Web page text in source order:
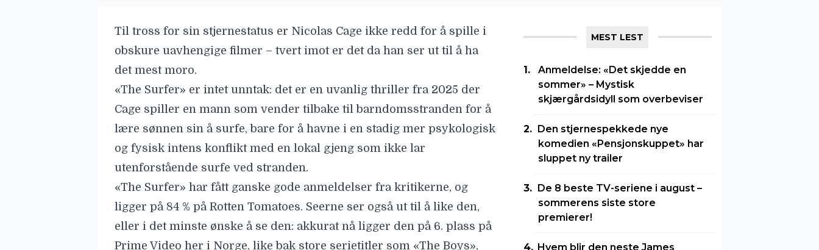
Til tross for sin stjernestatus er Nicolas Cage ikke redd for å spille i
obskure uavhengige filmer – tvert imot er det da han ser ut til å ha
det mest moro.
«The Surfer» er intet unntak: det er en uvanlig thriller fra 2025 der
Cage spiller en mann som vender tilbake til barndomsstranden for å
lære sønnen sin å surfe, bare for å havne i en stadig mer psykologisk
og fysisk intens konflikt med en lokal gjeng som ikke lar
utenforstående surfe ved stranden.
«The Surfer» har fått ganske gode anmeldelser fra kritikerne, og
ligger på 84 % på Rotten Tomatoes. Seerne ser også ut til å like den,
eller i det minste ønske å se den: akkurat nå ligger den på 6. plass på
Prime Video her i Norge, like bak store serietitler som «The Boys»,
MEST LEST
Anmeldelse: «Det skjedde en
sommer» – Mystisk
skjærgårdsidyll som overbeviser
Den stjernespekkede nye
komedien «Pensjonskuppet» har
sluppet ny trailer
De 8 beste TV-seriene i august –
sommerens siste store
premierer!
Hvem blir den neste James